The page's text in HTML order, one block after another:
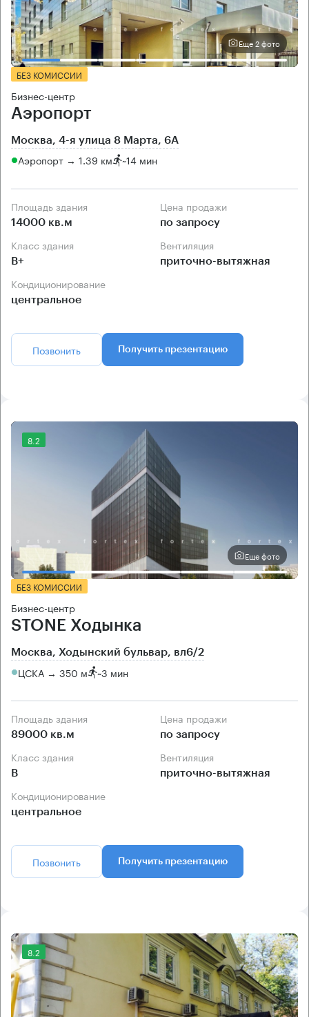
Еще 2 фото
БЕЗ КОМИССИИ
Бизнес-центр
Аэропорт
Москва, 4-я улица 8 Марта, 6А
Аэропорт → 1.39 км ~14 мин
Площадь здания
14000 кв.м
Цена продажи
по запросу
Класс здания
B+
Вентиляция
приточно-вытяжная
Кондиционирование
центральное
Позвонить Получить презентацию
8.2
Еще фото
БЕЗ КОМИССИИ
Бизнес-центр
STONE Ходынка
Москва, Ходынский бульвар, вл6/2
ЦСКА → 350 м ~3 мин
Площадь здания
89000 кв.м
Цена продажи
по запросу
Класс здания
B
Вентиляция
приточно-вытяжная
Кондиционирование
центральное
Позвонить Получить презентацию
8.2